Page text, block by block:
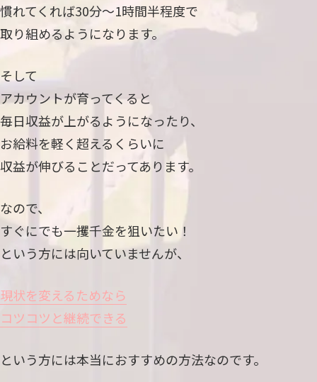
慣れてくれば30分〜1時間半程度で
取り組めるようになります。
そして
アカウントが育ってくると
毎日収益が上がるようになったり、
お給料を軽く超えるくらいに
収益が伸びることだってあります。
なので、
すぐにでも一攫千金を狙いたい！
という方には向いていませんが、
現状を変えるためなら
コツコツと継続できる
という方には本当におすすめの方法なのです。